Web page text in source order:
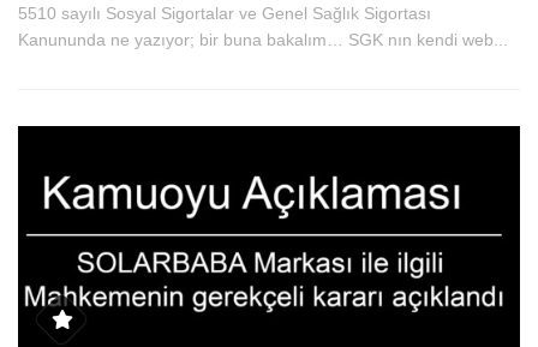
5510 sayılı Sosyal Sigortalar ve Genel Sağlık Sigortası
Kanununda ne yazıyor; bir buna bakalım… SGK nın kendi web...